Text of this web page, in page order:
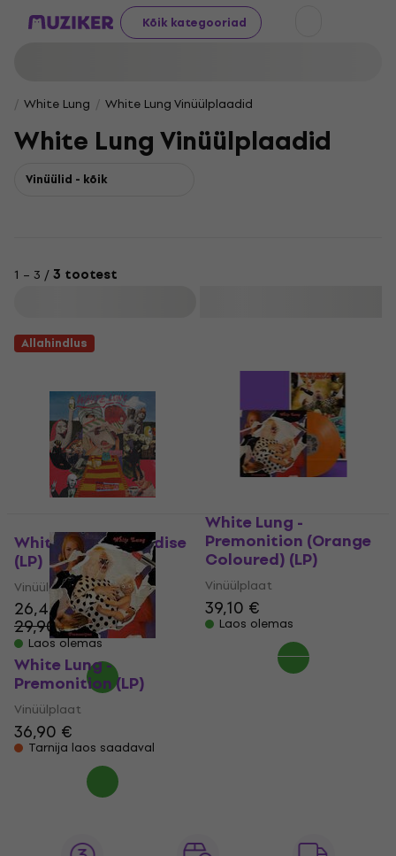
Kõik kategooriad
White Lung White Lung Vinüülplaadid
White Lung Vinüülplaadid
Vinüülid - kõik
1 – 3 /3 tootest
Allahindlus
White Lung - Paradise
(LP)
Vinüülplaat
26,40 €
29,90 €
- 12 %
Laos olemas
White Lung -
Premonition (Orange
Coloured) (LP)
Vinüülplaat
39,10 €
Laos olemas
White Lung -
Premonition (LP)
Vinüülplaat
36,90 €
Tarnija laos saadaval